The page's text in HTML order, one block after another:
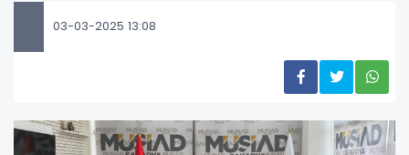
03-03-2025 13:08